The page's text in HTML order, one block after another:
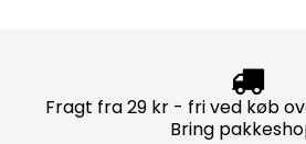
Fragt fra 29 kr - fri ved køb
Bring